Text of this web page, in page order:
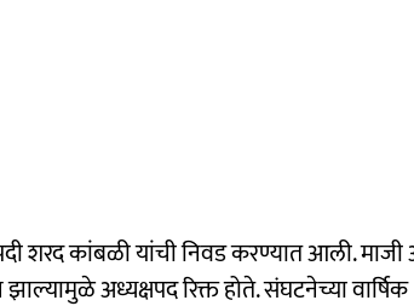
शरद कांबळी यांची निवड करण्यात आली. माजी
अध्यक्षपद रिक्त होते. संघटनेच्या वार्षिक